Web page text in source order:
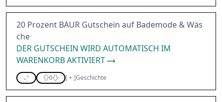
20 Prozent BAUR Gutschein auf Bademode & Wäs
che
DER GUTSCHEIN WIRD AUTOMATISCH IM
WARENKORB AKTIVIERT
0 [+]Geschichte